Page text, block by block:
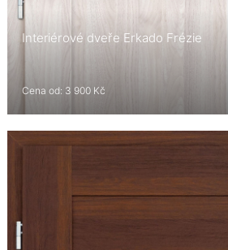
Interiérové dveře Erkado Frézie
Cena od: 3 900 Kč